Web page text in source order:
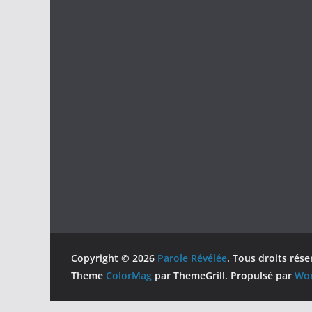
Copyright © 2026 Parole Révélée. Tous droits
Theme ColorMag par ThemeGrill. Propulsé par